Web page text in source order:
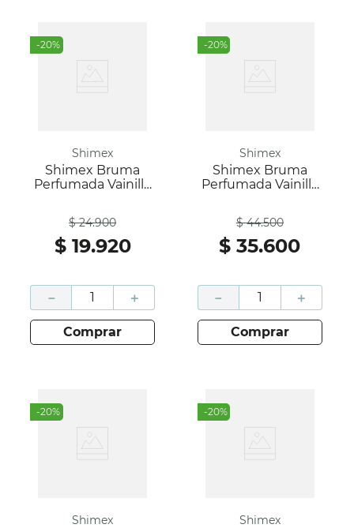
-20%
Shimex
Shimex Bruma
Perfumada Vainilla
$ 24.900
$ 19.920
＋
－
comprar
-20%
Shimex
Shimex Bruma
Perfumada Vainilla
$ 44.500
$ 35.600
＋
－
comprar
-20%
Shimex
-20%
Shimex